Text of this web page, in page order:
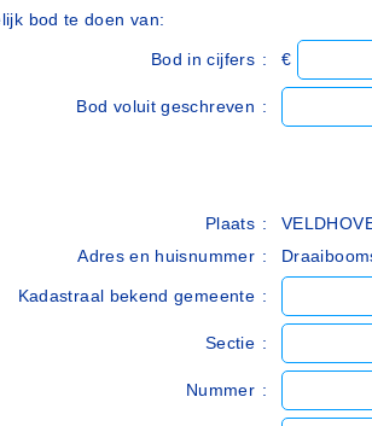
bod te doen van:
Bod in cijfers : €
Bod voluit geschreven :
Plaats :
Adres en huisnummer :
Kadastraal bekend gemeente :
Sectie :
Nummer :